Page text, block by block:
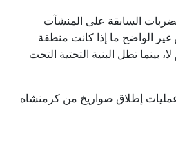
السابقة على المنشآت
غير الواضح ما إذا كانت منطقة
بينما تظل البنية التحتية التحت
عمليات إطلاق صواريخ من كرمنشاه